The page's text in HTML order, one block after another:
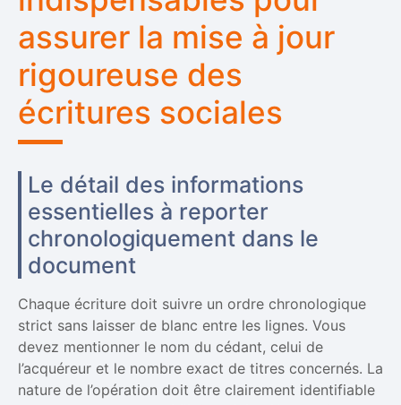
assurer la mise à jour
rigoureuse des
écritures sociales
Le détail des informations
essentielles à reporter
chronologiquement dans le
document
Chaque écriture doit suivre un ordre chronologique
strict sans laisser de blanc entre les lignes. Vous
devez mentionner le nom du cédant, celui de
l’acquéreur et le nombre exact de titres concernés. La
nature de l’opération doit être clairement identifiable